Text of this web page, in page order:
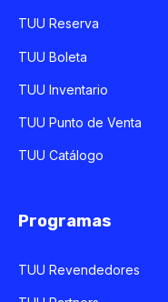
TUU Reserva
TUU Boleta
TUU Inventario
TUU Punto de Venta
TUU Catálogo
Programas
TUU Revendedores